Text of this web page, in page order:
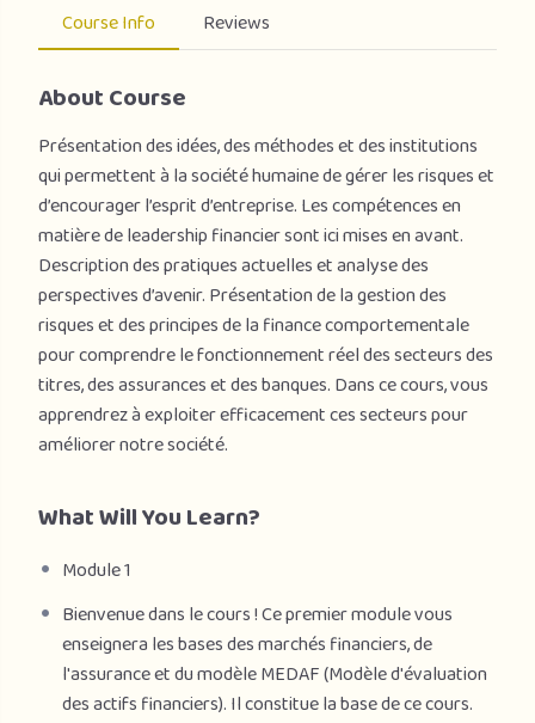
Course Info Reviews
About Course
Présentation des idées, des méthodes et des institutions
qui permettent à la société humaine de gérer les risques et
d’encourager l’esprit d’entreprise. Les compétences en
matière de leadership financier sont ici mises en avant.
Description des pratiques actuelles et analyse des
perspectives d’avenir. Présentation de la gestion des
risques et des principes de la finance comportementale
pour comprendre le fonctionnement réel des secteurs des
titres, des assurances et des banques. Dans ce cours, vous
apprendrez à exploiter efficacement ces secteurs pour
améliorer notre société.
What Will You Learn?
Module 1
Bienvenue dans le cours ! Ce premier module vous
enseignera les bases des marchés financiers, de
l'assurance et du modèle MEDAF (Modèle d'évaluation
des actifs financiers). Il constitue la base de ce cours.